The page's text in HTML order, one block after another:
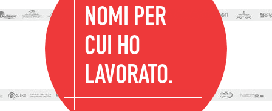
NOMI PER
CUI HO
LAVORATO.